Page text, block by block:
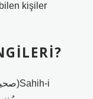
kişiler